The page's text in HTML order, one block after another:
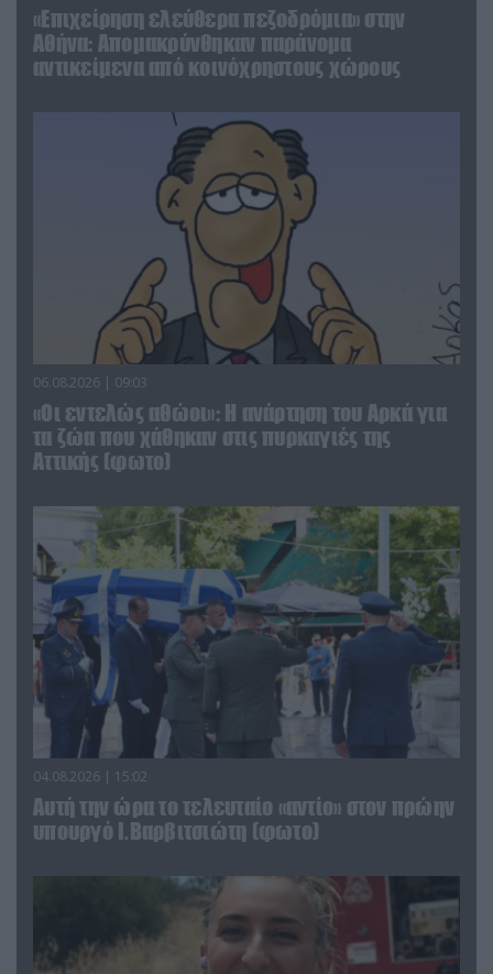
«Επιχείρηση ελεύθερα πεζοδρόμια» στην
Αθήνα: Απομακρύνθηκαν παράνομα
αντικείμενα από κοινόχρηστους χώρους
06.08.2026 | 09:03
«Οι εντελώς αθώοι»: Η ανάρτηση του Αρκά για
τα ζώα που χάθηκαν στις πυρκαγιές της
Αττικής (φωτο)
04.08.2026 | 15:02
Αυτή την ώρα το τελευταίο «αντίο» στον πρώην
υπουργό Ι.Βαρβιτσιώτη (φωτο)